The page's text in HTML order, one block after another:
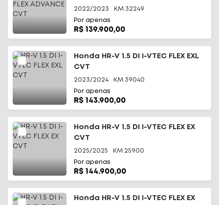
2022/2023 KM 32249
Por apenas
R$ 139.900,00
Honda HR-V 1.5 DI I-VTEC FLEX EXL
CVT
2023/2024 KM 39040
Por apenas
R$ 143.900,00
Honda HR-V 1.5 DI I-VTEC FLEX EX
CVT
2025/2025 KM 25900
Por apenas
R$ 144.900,00
Honda HR-V 1.5 DI I-VTEC FLEX EX